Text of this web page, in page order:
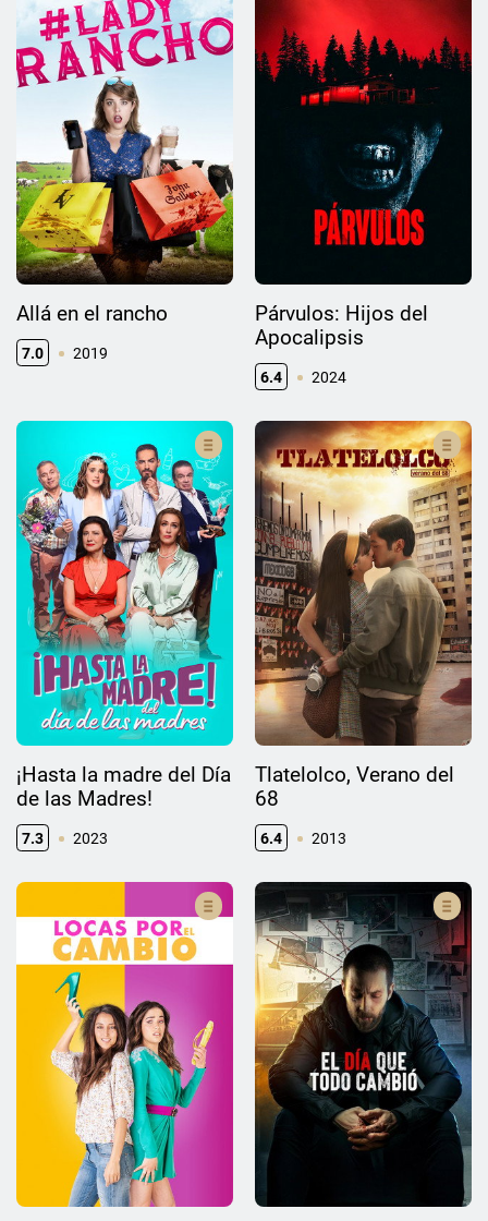
Allá en el rancho
7.0 2019
Párvulos: Hijos del
Apocalipsis
6.4 2024
¡Hasta la madre del Día
de las Madres!
7.3 2023
Tlatelolco, Verano del
68
6.4 2013